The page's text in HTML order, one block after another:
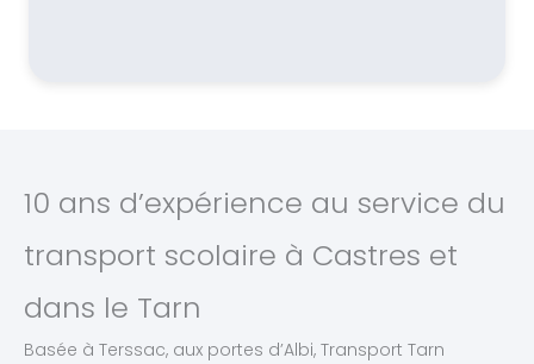
10 ans d’expérience au service du
transport scolaire à Castres et
dans le Tarn
Basée à Terssac, aux portes d’Albi, Transport Tarn